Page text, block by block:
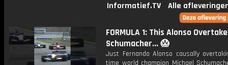
Informatief.TV
Alle
FORMULA 1: This Alonso
Schumacher... 😱
Just Fernando Alonso causally
time world champion Michael